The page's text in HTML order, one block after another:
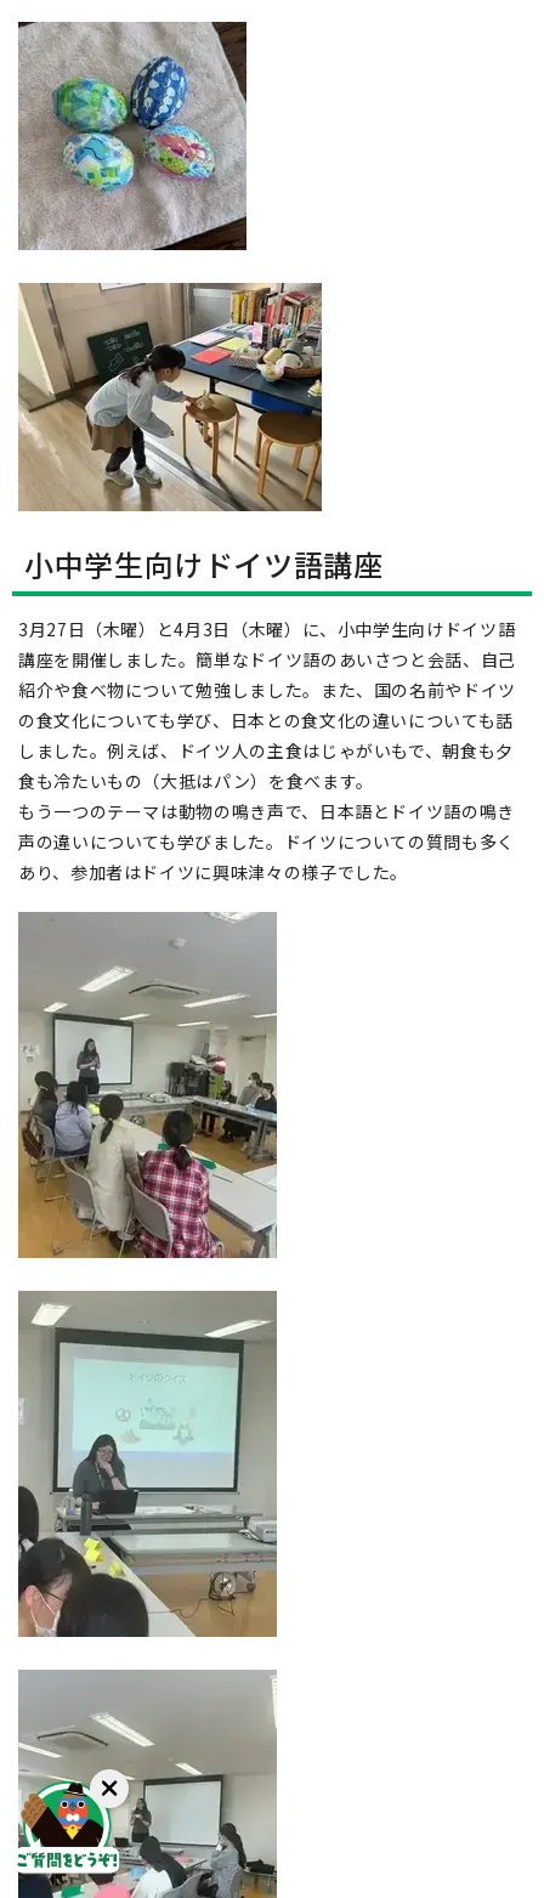
小中学生向けドイツ語講座
3月27日（木曜）と4月3日（木曜）に、小中学生向けドイツ語
講座を開催しました。簡単なドイツ語のあいさつと会話、自己
紹介や食べ物について勉強しました。また、国の名前やドイツ
の食文化についても学び、日本との食文化の違いについても話
しました。例えば、ドイツ人の主食はじゃがいもで、朝食も夕
食も冷たいもの（大抵はパン）を食べます。
もう一つのテーマは動物の鳴き声で、日本語とドイツ語の鳴き
声の違いについても学びました。ドイツについての質問も多く
あり、参加者はドイツに興味津々の様子でした。